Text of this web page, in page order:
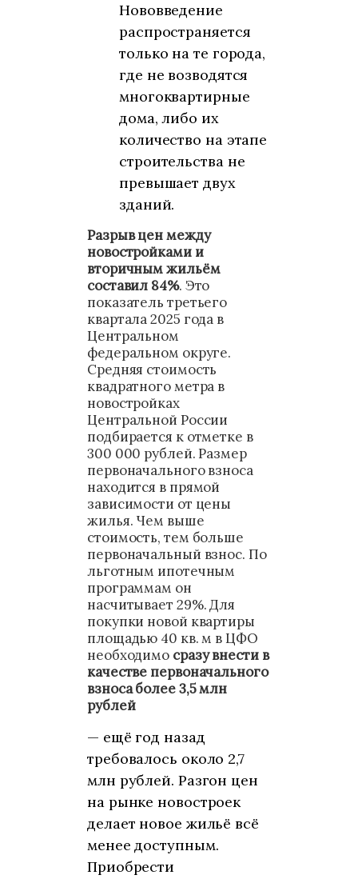
Нововведение
распространяется
только на те города,
где не возводятся
многоквартирные
дома, либо их
количество на этапе
строительства не
превышает двух
зданий.
Разрыв цен между
новостройками и
вторичным жильём
составил 84%. Это
показатель третьего
квартала 2025 года в
Центральном
федеральном округе.
Средняя стоимость
квадратного метра в
новостройках
Центральной России
подбирается к отметке в
300 000 рублей. Размер
первоначального взноса
находится в прямой
зависимости от цены
жилья. Чем выше
стоимость, тем больше
первоначальный взнос. По
льготным ипотечным
программам он
насчитывает 29%. Для
покупки новой квартиры
площадью 40 кв. м в ЦФО
необходимо сразу внести в
качестве первоначального
взноса более 3,5 млн
рублей
— ещё год назад
требовалось около 2,7
млн рублей. Разгон цен
на рынке новостроек
делает новое жильё всё
менее доступным.
Приобрести